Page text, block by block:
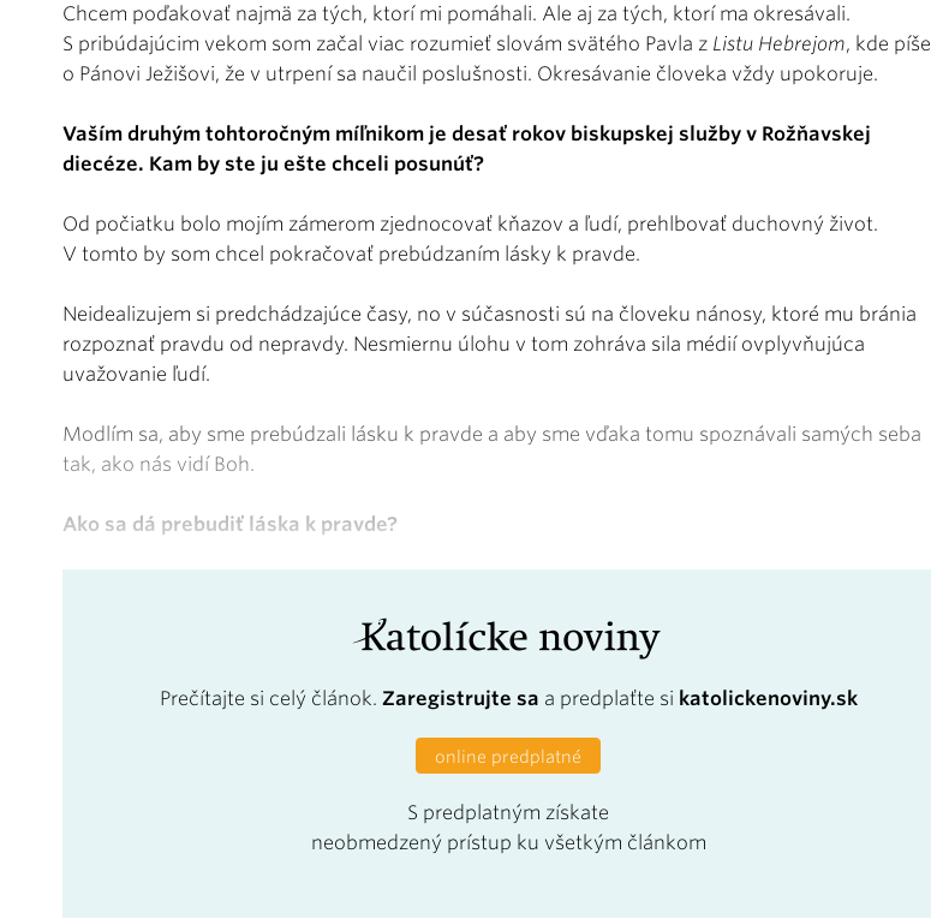
Chcem poďakovať najmä za tých, ktorí mi pomáhali. Ale aj za tých, ktorí ma okresávali.
S pribúdajúcim vekom som začal viac rozumieť slovám svätého Pavla z Listu Hebrejom, kde píše
o Pánovi Ježišovi, že v utrpení sa naučil poslušnosti. Okresávanie človeka vždy upokoruje.
Vaším druhým tohtoročným míľnikom je desať rokov biskupskej služby v Rožňavskej
diecéze. Kam by ste ju ešte chceli posunúť?
Od počiatku bolo mojím zámerom zjednocovať kňazov a ľudí, prehlbovať duchovný život.
V tomto by som chcel pokračovať prebúdzaním lásky k pravde.
Neidealizujem si predchádzajúce časy, no v súčasnosti sú na človeku nánosy, ktoré mu bránia
rozpoznať pravdu od nepravdy. Nesmiernu úlohu v tom zohráva sila médií ovplyvňujúca
uvažovanie ľudí.
Modlím sa, aby sme prebúdzali lásku k pravde a aby sme vďaka tomu spoznávali samých seba
tak, ako nás vidí Boh.
Ako sa dá prebudiť láska k pravde?
Prečítajte si celý článok. Zaregistrujte sa a predplaťte si katolickenoviny.sk
online predplatné
S predplatným získate
neobmedzený prístup ku všetkým článkom